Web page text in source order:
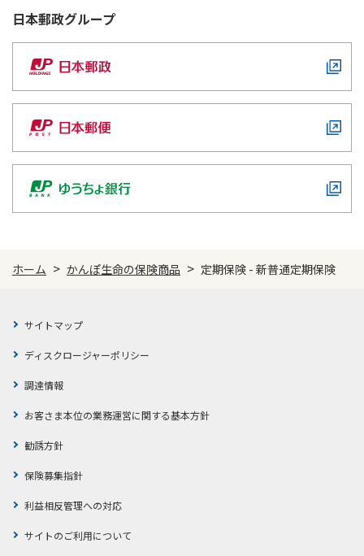
500円の合計金額です。
記載している保険料額は、契約日を2026年5月
2日として算出しています。
保険金額とは
日本郵政グループ
ホーム > かんぽ生命の保険商品 > 定期保険 - 新普通定期保険
サイトマップ
ディスクロージャーポリシー
調達情報
お客さま本位の業務運営に関する基本方針
勧誘方針
保険募集指針
利益相反管理への対応
サイトのご利用について